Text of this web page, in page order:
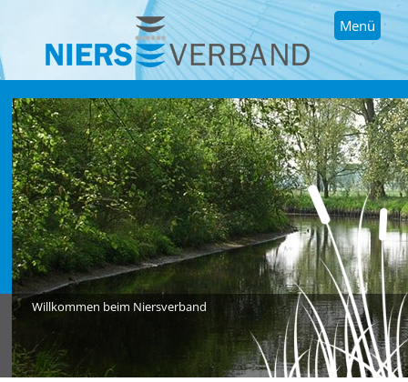
Menü
Willkommen beim Niersverband